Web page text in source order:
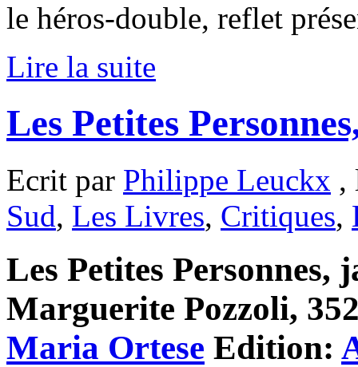
le héros-double, reflet
Lire la suite
Les Petites
Ecrit par Philippe Leuckx ,
Sud, Les Livres, Critiques,
Les Petites
Marguerite Pozzoli,
Maria Ortese Edition: